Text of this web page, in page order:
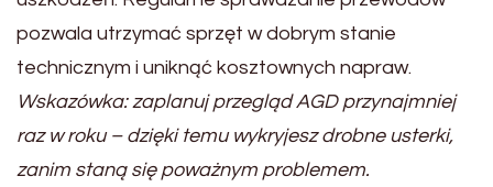
pozwala utrzymać sprzęt w dobrym stanie
technicznym i uniknąć kosztownych napraw.
Wskazówka: zaplanuj przegląd AGD przynajmniej
raz w roku – dzięki temu wykryjesz drobne usterki,
zanim staną się poważnym problemem.